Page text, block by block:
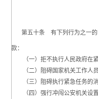
第五十条 有下列行为之一的，
款：
（一）拒不执行人民政府在紧
（二）阻碍国家机关工作人员
（三）阻碍执行紧急任务的消
（四）强行冲闯公安机关设置